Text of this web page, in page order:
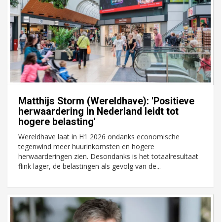
Matthijs Storm (Wereldhave): 'Positieve
herwaardering in Nederland leidt tot
hogere belasting'
Wereldhave laat in H1 2026 ondanks economische
tegenwind meer huurinkomsten en hogere
herwaarderingen zien. Desondanks is het totaalresultaat
flink lager, de belastingen als gevolg van de...